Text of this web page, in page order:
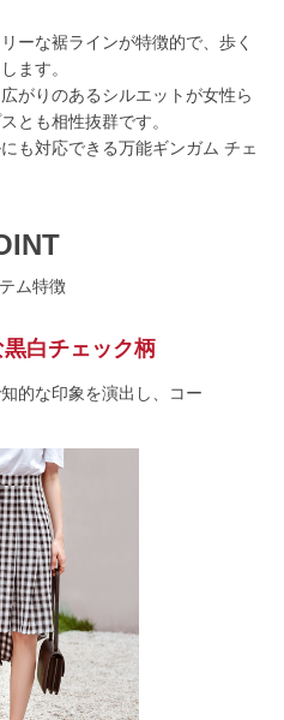
ーな裾ラインが特徴的で、歩く
ます。
がりのあるシルエットが女性ら
とも相性抜群です。
も対応できる万能ギンガム チェ
ム特徴
白チェック柄
的な印象を演出し、コー